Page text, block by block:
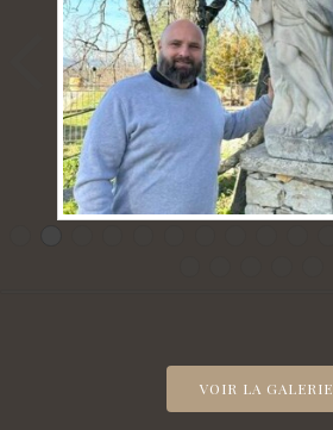
VOIR LA GALERIE